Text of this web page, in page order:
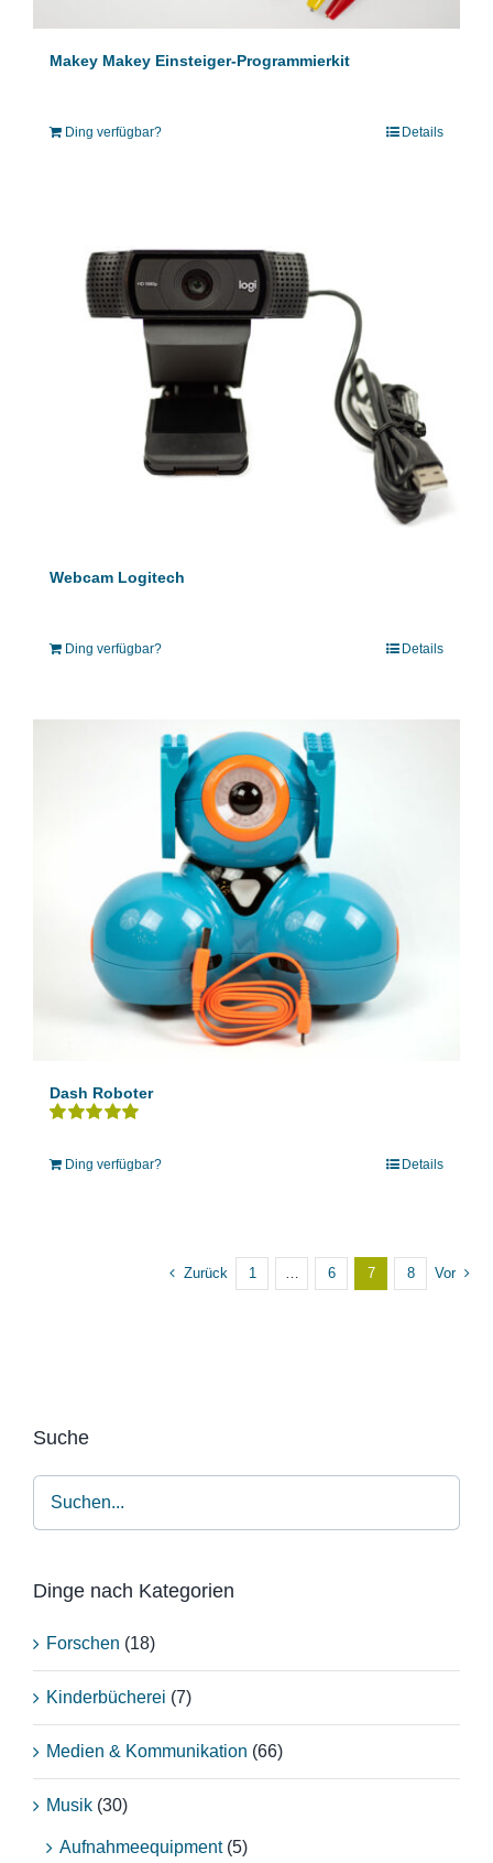
Makey Makey Einsteiger-Programmierkit
Ding verfügbar? Details
Webcam Logitech
Ding verfügbar? Details
Dash Roboter
mit5.00 von 5
Ding verfügbar? Details
Zurück 1 … 6 7 8 Vor
Suche
Dinge nach Kategorien
Forschen (18)
Kinderbücherei (7)
Medien & Kommunikation (66)
Musik (30)
Aufnahmeequipment (5)